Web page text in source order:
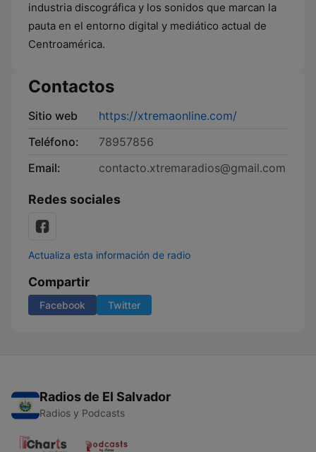
industria discográfica y los sonidos que marcan la
pauta en el entorno digital y mediático actual de
Centroamérica.
Contactos
Sitio web
https://xtremaonline.com/
Teléfono:
78957856
Email:
contacto.xtremaradios@gmail.com
Redes sociales
Actualiza esta información de radio
Compartir
Facebook Twitter
Radios de El Salvador
Radios y Podcasts